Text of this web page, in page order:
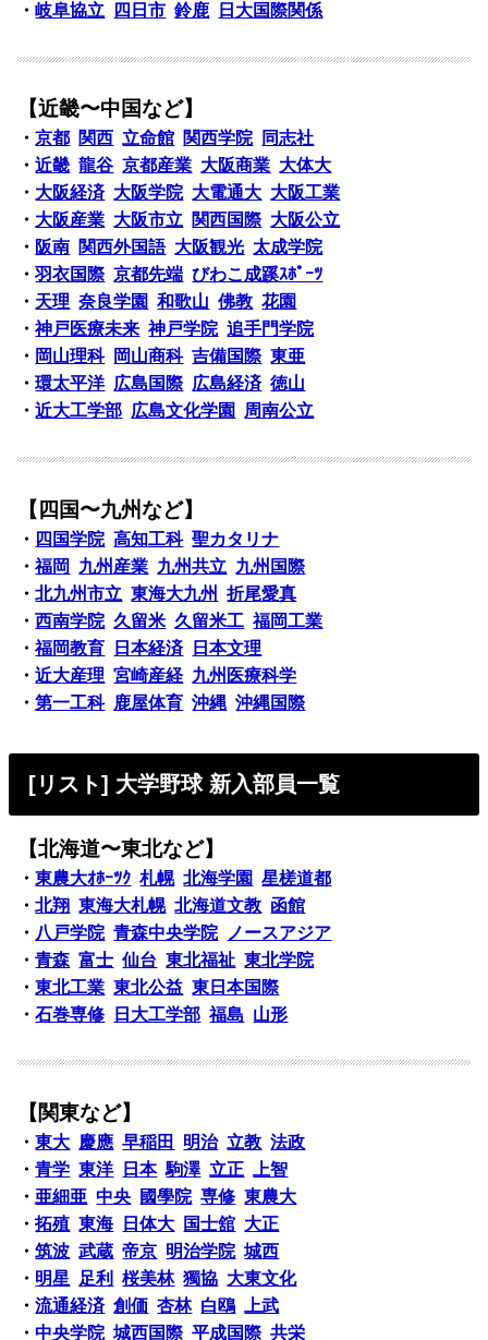
・岐阜協立 四日市 鈴鹿 日大国際関係
【近畿〜中国など】
・京都 関西 立命館 関西学院
同志社
・近畿 龍谷 京都産業 大阪商業 大体大
・ 大阪経済 大阪学院 大電通大 大阪工業
・ 大阪産業 大阪市立 関西国際 大阪公立
・ 阪南 関西外国語 大阪観光 太成学院
・羽衣国際 京都先端 びわこ成蹊ｽﾎﾟｰﾂ
・ 天理 奈良学園 和歌山 佛教 花園
・神戸医療未来 神戸学院 追手門学院
・ 岡山理科 岡山商科 吉備国際 東亜
・環太平洋 広島国際 広島経済 徳山
・近大工学部 広島文化学園 周南公立
【四国〜九州など】
・ 四国学院 高知工科 聖カタリナ
・福岡 九州産業 九州共立 九州国際
・北九州市立 東海大九州
折尾愛真
・西南学院 久留米 久留米工 福岡工業
・福岡教育 日本経済
日本文理
・近大産理 宮崎産経 九州医療科学
・第一工科 鹿屋体育 沖縄 沖縄国際
[リスト] 大学野球 新入部員一覧
【北海道〜東北など】
・東農大ｵﾎｰﾂｸ 札幌 北海学園
星槎道都
・北翔 東海大札幌 北海道文教 函館
・ 八戸学院 青森中央学院
ノースアジア
・青森 富士 仙台 東北福祉 東北学院
・東北工業 東北公益 東日本国際
・石巻専修 日大工学部 福島 山形
【関東など】
・東大 慶應 早稲田 明治 立教 法政
・青学 東洋 日本 駒澤 立正
上智
・ 亜細亜 中央 國學院 専修 東農大
・拓殖 東海 日体大 国士舘 大正
・筑波 武蔵 帝京 明治学院 城西
・ 明星 足利 桜美林 獨協 大東文化
・流通経済 創価 杏林 白鴎
上武
・中央学院 城西国際 平成国際 共栄